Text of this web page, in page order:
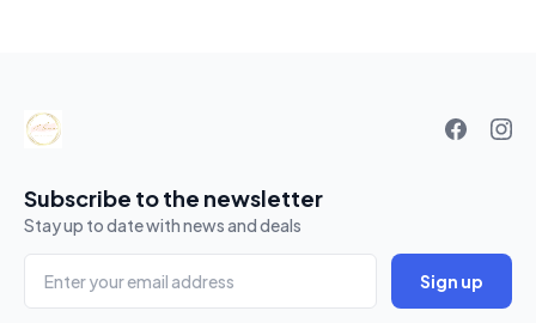
basket
Subscribe to the newsletter
Stay up to date with news and deals
Sign up